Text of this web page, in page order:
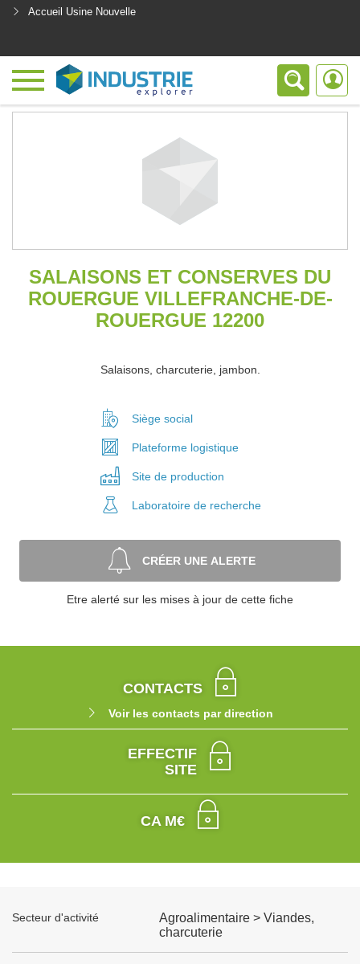
Accueil Usine Nouvelle
SALAISONS ET CONSERVES DU
ROUERGUE VILLEFRANCHE-DE-
ROUERGUE 12200
Salaisons, charcuterie, jambon.
Siège social
Plateforme logistique
Site de production
Laboratoire de recherche
CRÉER UNE ALERTE
Etre alerté sur les mises à jour de cette fiche
CONTACTS
Voir les contacts par direction
EFFECTIF
SITE
CA M€
Secteur d'activité
Agroalimentaire > Viandes,
charcuterie